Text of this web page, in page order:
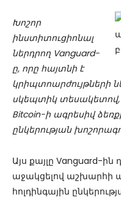
Խոշոր
ինստիտուցիոնալ
ներդրող Vanguard-
ը, որը հայտնի է
սկեպտիկ տեսակետով,
Bitcoin-ի ագրեսիվ
ընկերության
Այս քայլը Vanguard-ին
աջակցելով աշխարհի
հոլդինգային